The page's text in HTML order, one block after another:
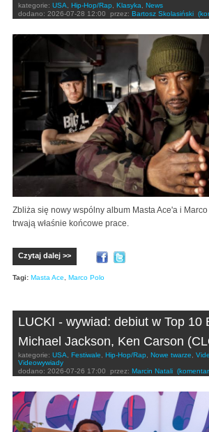
kategorie: USA, Hip-Hop/Rap, Klasyka, News
dodano: 2026-07-28 12:00 przez: Bartosz Skolasiński
Zbliża się nowy wspólny album Masta Ace'a i
trwają właśnie końcowe prace.
Czytaj dalej >>
Tagi: Masta Ace Marco Polo
LUCKI - wywiad: debiut w Top 10
Michael Jackson, Ken Carson
kategorie: USA Festiwale Hip-Hop/Rap Nowe twarze
Videowywiady
dodano: 2026-07-26 17:00 przez: Marcin Natali